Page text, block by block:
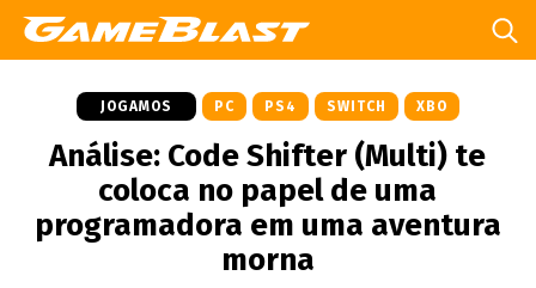
JOGAMOS PC PS4 SWITCH XBO
Análise: Code Shifter (Multi) te
coloca no papel de uma
programadora em uma aventura
morna